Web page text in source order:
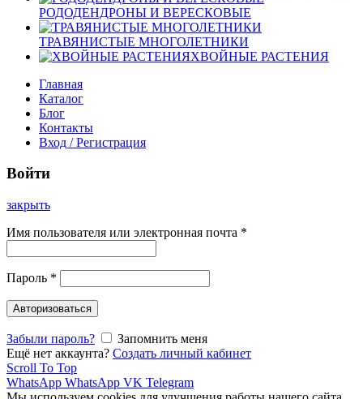
РОДОДЕНДРОНЫ И ВЕРЕСКОВЫЕ
ТРАВЯНИСТЫЕ МНОГОЛЕТНИКИ
ХВОЙНЫЕ РАСТЕНИЯ
Главная
Каталог
Блог
Контакты
Вход / Регистрация
Войти
закрыть
Имя пользователя или электронная почта *
Пароль *
Авторизоваться
Забыли пароль?
Запомнить меня
Ещё нет аккаунта? Создать личный кабинет
Scroll To Top
WhatsApp WhatsApp VK Telegram